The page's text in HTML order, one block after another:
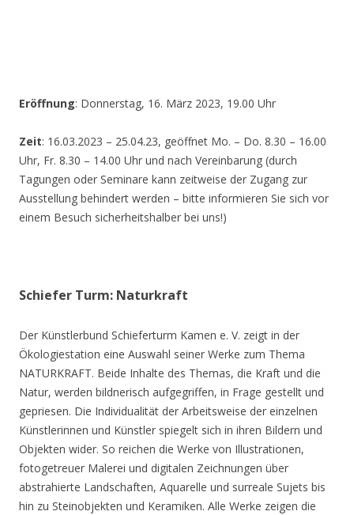
Eröffnung: Donnerstag, 16. März 2023, 19.00 Uhr
Zeit: 16.03.2023 – 25.04.23, geöffnet Mo. – Do. 8.30 – 16.00
Uhr, Fr. 8.30 – 14.00 Uhr und nach Vereinbarung (durch
Tagungen oder Seminare kann zeitweise der Zugang zur
Ausstellung behindert werden – bitte informieren Sie sich vor
einem Besuch sicherheitshalber bei uns!)
Schiefer Turm: Naturkraft
Der Künstlerbund Schieferturm Kamen e. V. zeigt in der
Ökologiestation eine Auswahl seiner Werke zum Thema
NATURKRAFT. Beide Inhalte des Themas, die Kraft und die
Natur, werden bildnerisch aufgegriffen, in Frage gestellt und
gepriesen. Die Individualität der Arbeitsweise der einzelnen
Künstlerinnen und Künstler spiegelt sich in ihren Bildern und
Objekten wider. So reichen die Werke von Illustrationen,
fotogetreuer Malerei und digitalen Zeichnungen über
abstrahierte Landschaften, Aquarelle und surreale Sujets bis
hin zu Steinobjekten und Keramiken. Alle Werke zeigen die